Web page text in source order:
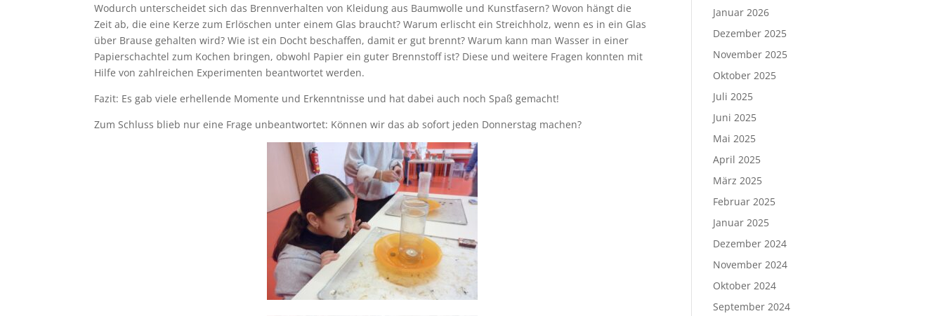
Wodurch unterscheidet sich das Brennverhalten von Kleidung aus Baumwolle und Kunstfasern? Wovon hängt die
Zeit ab, die eine Kerze zum Erlöschen unter einem Glas braucht? Warum erlischt ein Streichholz, wenn es in ein Glas
über Brause gehalten wird? Wie ist ein Docht beschaffen, damit er gut brennt? Warum kann man Wasser in einer
Papierschachtel zum Kochen bringen, obwohl Papier ein guter Brennstoff ist? Diese und weitere Fragen konnten mit
Hilfe von zahlreichen Experimenten beantwortet werden.
Fazit: Es gab viele erhellende Momente und Erkenntnisse und hat dabei auch noch Spaß gemacht!
Zum Schluss blieb nur eine Frage unbeantwortet: Können wir das ab sofort jeden Donnerstag machen?
Januar 2026
Dezember 2025
November 2025
Oktober 2025
Juli 2025
Juni 2025
Mai 2025
April 2025
März 2025
Februar 2025
Januar 2025
Dezember 2024
November 2024
Oktober 2024
September 2024